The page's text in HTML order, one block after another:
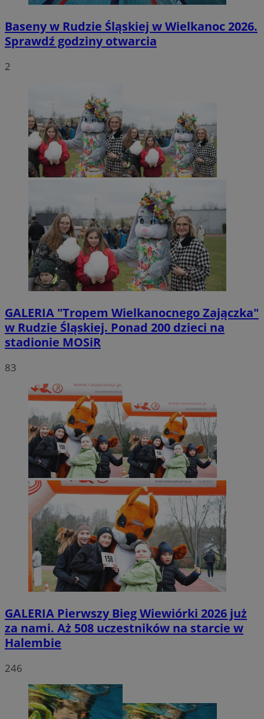
Baseny w Rudzie Śląskiej w Wielkanoc 2026.
Sprawdź godziny otwarcia
2
GALERIA "Tropem Wielkanocnego Zajączka"
w Rudzie Śląskiej. Ponad 200 dzieci na
stadionie MOSiR
83
GALERIA Pierwszy Bieg Wiewiórki 2026 już
za nami. Aż 508 uczestników na starcie w
Halembie
246